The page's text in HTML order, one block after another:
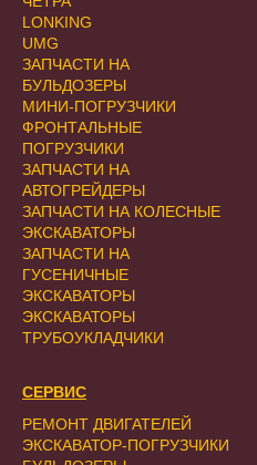
LONKING
UMG
ЗАПЧАСТИ НА
БУЛЬДОЗЕРЫ
МИНИ-ПОГРУЗЧИКИ
ФРОНТАЛЬНЫЕ
ПОГРУЗЧИКИ
ЗАПЧАСТИ НА
АВТОГРЕЙДЕРЫ
ЗАПЧАСТИ НА КОЛЕСНЫЕ
ЭКСКАВАТОРЫ
ЗАПЧАСТИ НА
ГУСЕНИЧНЫЕ
ЭКСКАВАТОРЫ
ЭКСКАВАТОРЫ
ТРУБОУКЛАДЧИКИ
СЕРВИС
РЕМОНТ ДВИГАТЕЛЕЙ
ЭКСКАВАТОР-ПОГРУЗЧИКИ